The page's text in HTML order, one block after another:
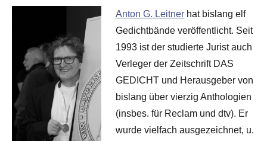
Anton G. Leitner hat bislang elf
Gedichtbände veröffentlicht. Seit
1993 ist der studierte Jurist auch
Verleger der Zeitschrift DAS
GEDICHT und Herausgeber von
bislang über vierzig Anthologien
(insbes. für Reclam und dtv). Er
wurde vielfach ausgezeichnet, u.